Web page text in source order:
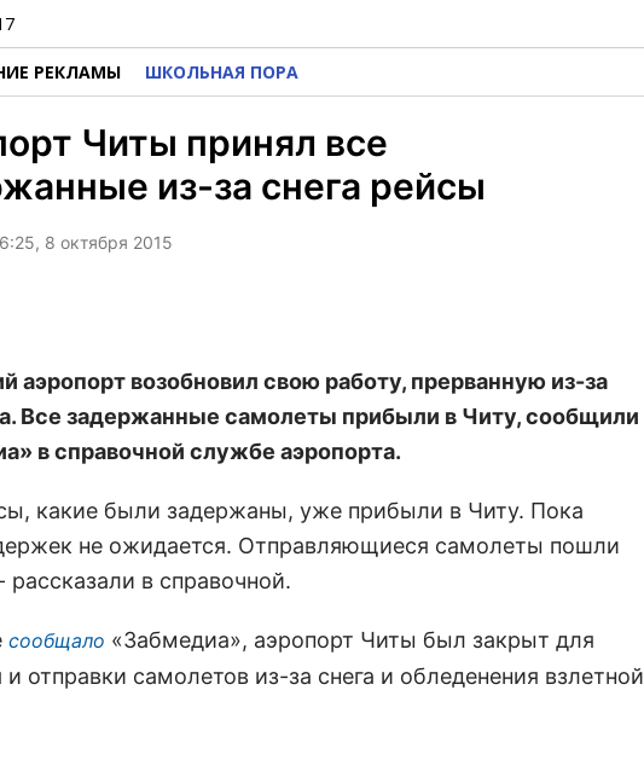
РЕКЛАМЫ ШКОЛЬНАЯ ПОРА
Читы принял все
из-за снега рейсы
8 октября 2015
аэропорт возобновил свою работу, прерванную из-за
Все задержанные самолеты прибыли в Читу, сообщили
в справочной службе аэропорта.
какие были задержаны, уже прибыли в Читу. Пока
не ожидается. Отправляющиеся самолеты пошли
рассказали в справочной.
сообщало «Забмедиа», аэропорт Читы был закрыт для
отправки самолетов из-за снега и обледенения взлетной